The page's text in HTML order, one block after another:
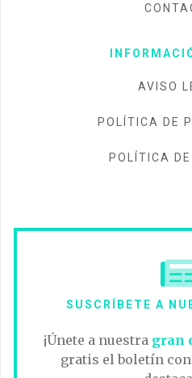
AVISO
POLÍTICA DE
POLÍTICA DE
SUSCRÍBETE A
¡Únete a nuestra gran
gratis el boletín